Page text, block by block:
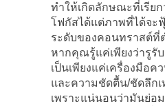
ทำให้เกิดลักษณะที่เรียก
โฟกัสได้แต่ภาพที่ได้จะ
ระดับของคอนทราสต์ที่
หากคุณรู้แค่เพียงว่ารูรับ
เป็นเพียงแค่เครื่องมือ
และความชัดตื้น/ชัดลึก
เพราะแน่นอนว่ามันย่อ